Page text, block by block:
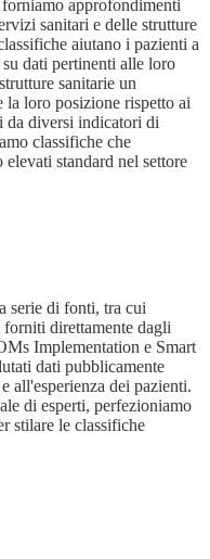
approfondimenti
sanitari e delle strutture
aiutano i pazienti a
dati pertinenti alle loro
sanitarie un
la loro posizione rispetto ai
da diversi indicatori di
classifiche che
standard nel settore
serie di fonti, tra cui
direttamente dagli
Implementation e Smart
dati pubblicamente
all'esperienza dei pazienti.
di esperti, perfezioniamo
stilare le classifiche